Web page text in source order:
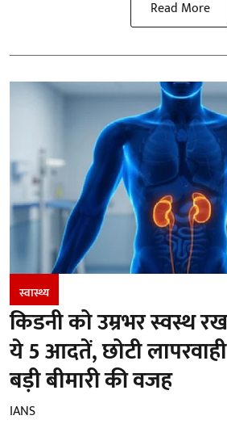
Read More
स्वास्थ्य
किडनी को उम्रभर स्वस्थ
ये 5 आदतें, छोटी
बड़ी बीमारी की वजह
IANS